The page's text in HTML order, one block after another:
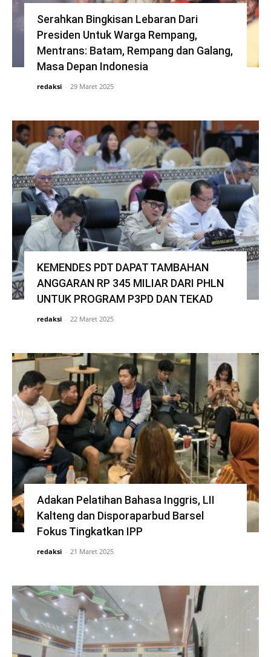
Serahkan Bingkisan Lebaran Dari
Presiden Untuk Warga Rempang,
Mentrans: Batam, Rempang dan Galang,
Masa Depan Indonesia
redaksi - 29 Maret 2025
KEMENDES PDT DAPAT TAMBAHAN
ANGGARAN RP 345 MILIAR DARI PHLN
UNTUK PROGRAM P3PD DAN TEKAD
redaksi - 22 Maret 2025
Adakan Pelatihan Bahasa Inggris, LII
Kalteng dan Disporaparbud Barsel
Fokus Tingkatkan IPP
redaksi - 21 Maret 2025